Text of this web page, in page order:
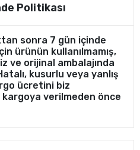
Politikası
sonra 7 gün içinde
ürünün kullanılmamış,
ve orijinal ambalajında
kusurlu veya yanlış
ücretini biz
kargoya verilmeden önce